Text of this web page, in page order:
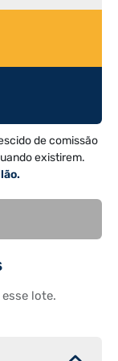
de comissão
existirem.
lote.